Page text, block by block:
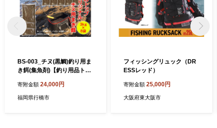
BS-003_チヌ(黒鯛)釣り用ま
き餌(集魚剤)【釣り用品トッ
寄附金額 24,000円
福岡県行橋市
フィッシングリュック（DR
ESSレッド）
寄附金額 25,000円
大阪府東大阪市